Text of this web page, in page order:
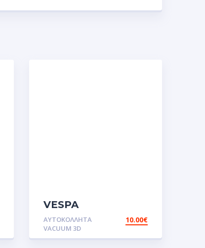
VESPA
RALLY.Αυτοκόλλητα
ΑΥΤΟΚΌΛΛΗΤΑ
VACUUM 3D
10.00€